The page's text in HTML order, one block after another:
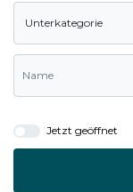
Unterkategorie
Jetzt geöffnet